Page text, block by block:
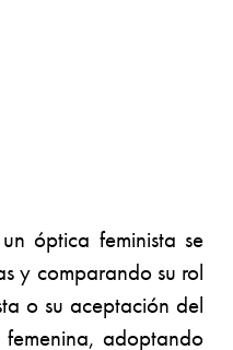
óptica feminista se
y comparando su rol
o su aceptación del
adoptando